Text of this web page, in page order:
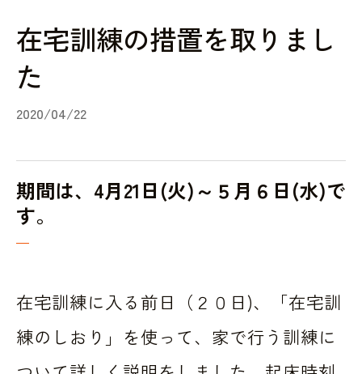
在宅訓練の措置を取りまし
た
2020/04/22
期間は、4月21日(火)～５月６日(水)で
す。
在宅訓練に入る前日（２０日)、「在宅訓
練のしおり」を使って、家で行う訓練に